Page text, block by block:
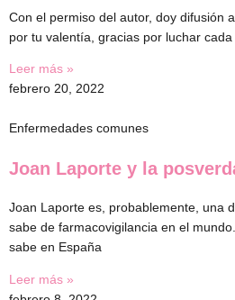
Con el permiso del autor, doy difusión
por tu valentía, gracias por luchar
Leer más »
febrero 20, 2022
Enfermedades comunes
Joan Laporte y la
Joan Laporte es, probablemente, una
sabe de farmacovigilancia en el
sabe en España
Leer más »